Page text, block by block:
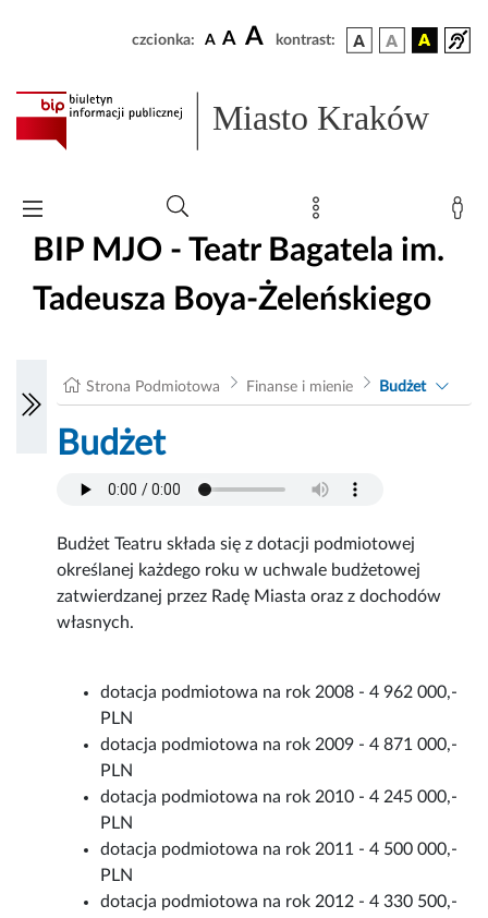
czcionka: A A A kontrast:
Miasto Kraków
BIP MJO - Teatr Bagatela im.
Tadeusza Boya-Żeleńskiego
Strona Podmiotowa Finanse i mienie Budżet
Budżet
Budżet Teatru składa się z dotacji podmiotowej
określanej każdego roku w uchwale budżetowej
zatwierdzanej przez Radę Miasta oraz z dochodów
własnych.
dotacja podmiotowa na rok 2008 - 4 962 000,-
PLN
dotacja podmiotowa na rok 2009 - 4 871 000,-
PLN
dotacja podmiotowa na rok 2010 - 4 245 000,-
PLN
dotacja podmiotowa na rok 2011 - 4 500 000,-
PLN
dotacja podmiotowa na rok 2012 - 4 330 500,-